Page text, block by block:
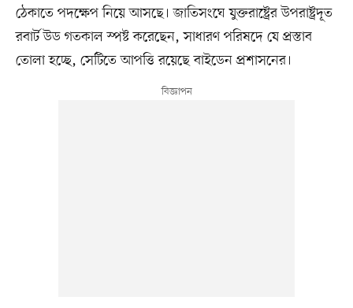
ঠেকাতে পদক্ষেপ নিয়ে আসছে। জাতিসংঘে যুক্তরাষ্ট্রের উপরাষ্ট্রদূত
রবার্ট উড গতকাল স্পষ্ট করেছেন, সাধারণ পরিষদে যে প্রস্তাব
তোলা হচ্ছে, সেটিতে আপত্তি রয়েছে বাইডেন প্রশাসনের।